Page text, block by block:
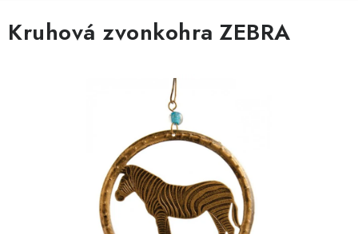
ČOKOLÁDA
MATÉ, ROOIBOS A HONEYBUSH
Kruhová zvonkohra ZEBRA